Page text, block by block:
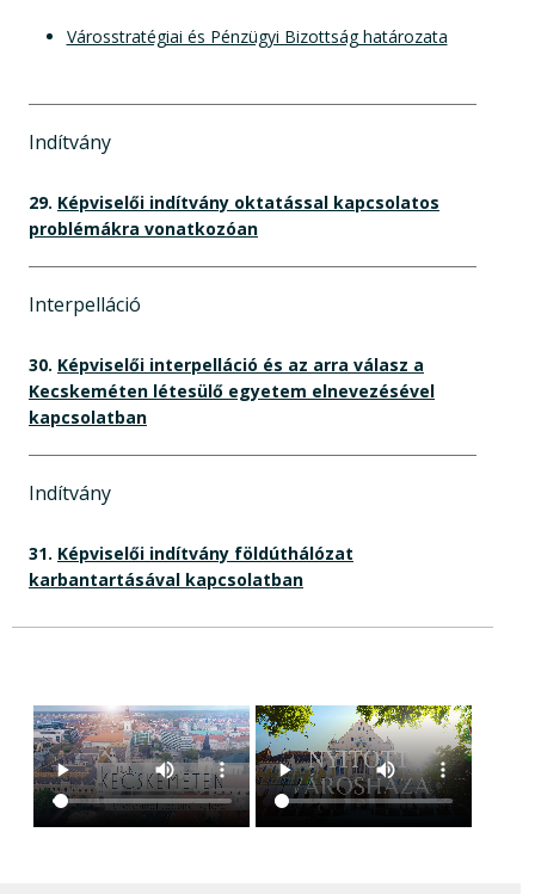
Városstratégiai és Pénzügyi Bizottság határozata
Indítvány
29. Képviselői indítvány oktatással kapcsolatos
problémákra vonatkozóan
Interpelláció
30. Képviselői interpelláció és az arra válasz a
Kecskeméten létesülő egyetem elnevezésével
kapcsolatban
Indítvány
31. Képviselői indítvány földúthálózat
karbantartásával kapcsolatban